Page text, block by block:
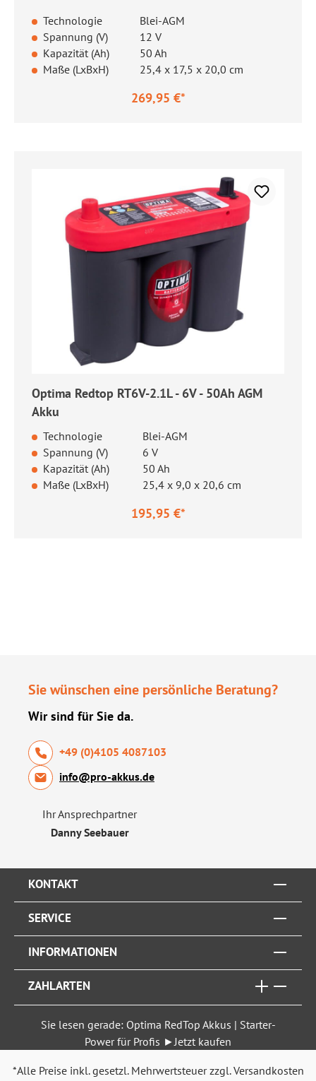
Technologie
Blei-AGM
Spannung (V)
12 V
Kapazität (Ah)
50 Ah
Maße (LxBxH)
25,4 x 17,5 x 20,0 cm
269,95 €*
Optima Redtop RT6V-2.1L - 6V - 50Ah AGM
Akku
Technologie
Blei-AGM
Spannung (V)
6 V
Kapazität (Ah)
50 Ah
Maße (LxBxH)
25,4 x 9,0 x 20,6 cm
195,95 €*
Sie wünschen eine persönliche Beratung?
Wir sind für Sie da.
+49 (0)4105 4087103
info@pro-akkus.de
Ihr Ansprechpartner
Danny Seebauer
KONTAKT
SERVICE
INFORMATIONEN
ZAHLARTEN
Sie lesen gerade: Optima RedTop Akkus | Starter-
Power für Profis ►Jetzt kaufen
*Alle Preise inkl. gesetzl. Mehrwertsteuer zzgl.Versandkosten